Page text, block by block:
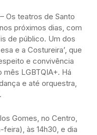
Os teatros de Santo
próximos dias, com
de público. Um dos
e a Costureira’, que
e convivência
LGBTQIA+. Há
e até orquestra,
Gomes, no Centro,
às 14h30, e dia